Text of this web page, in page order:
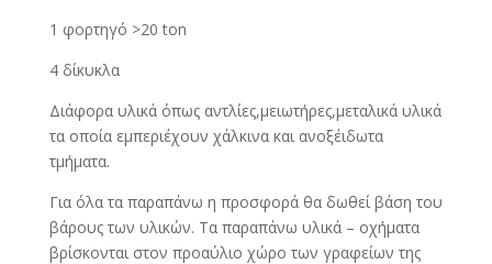
1 φορτηγό >20 ton
4 δίκυκλα
Διάφορα υλικά όπως αντλίες,μειωτήρες,μεταλικά υλικά
τα οποία εμπεριέχουν χάλκινα και ανοξέιδωτα
τμήματα.
Για όλα τα παραπάνω η προσφορά θα δωθεί βάση του
βάρους των υλικών. Τα παραπάνω υλικά – οχήματα
βρίσκονται στον προαύλιο χώρο των γραφείων της